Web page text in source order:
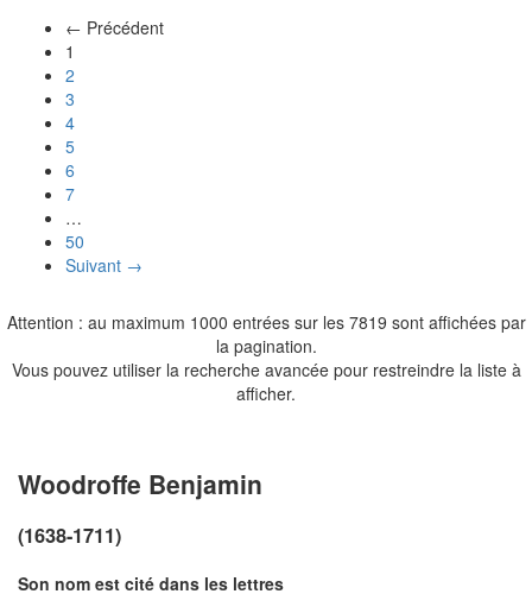
← Précédent
1
2
3
4
5
6
7
…
50
Suivant →
Attention : au maximum 1000 entrées sur les 7819 sont affichées par
la pagination.
Vous pouvez utiliser la recherche avancée pour restreindre la liste à
afficher.
Woodroffe Benjamin
(1638-1711)
Son nom est cité dans les lettres